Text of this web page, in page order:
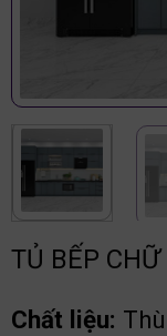
TỦ BẾP
Chất liệu: